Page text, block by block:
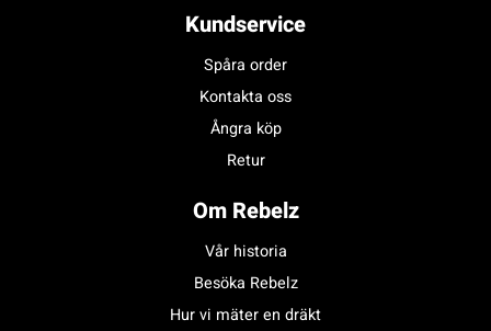
Kundservice
Spåra order
Kontakta oss
Ångra köp
Retur
Om Rebelz
Vår historia
Besöka Rebelz
Hur vi mäter en dräkt